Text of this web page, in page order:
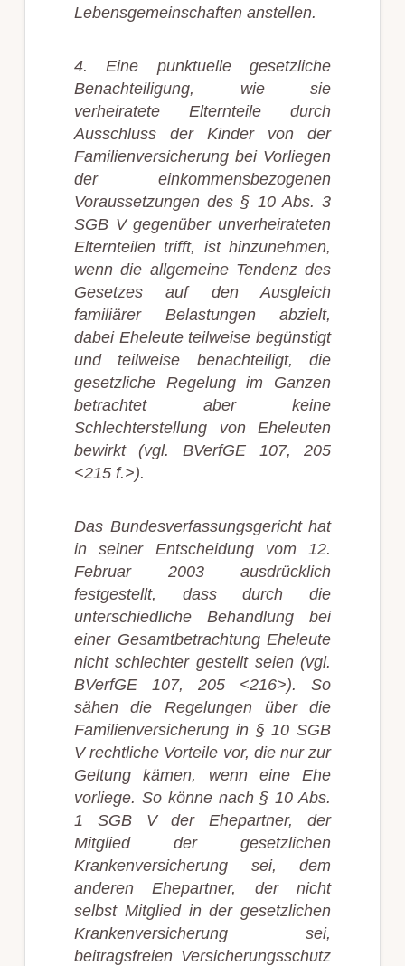
Lebensgemeinschaften anstellen.
4. Eine punktuelle gesetzliche
Benachteiligung, wie sie
verheiratete Elternteile durch
Ausschluss der Kinder von der
Familienversicherung bei Vorliegen
der einkommensbezogenen
Voraussetzungen des § 10 Abs. 3
SGB V gegenüber unverheirateten
Elternteilen trifft, ist hinzunehmen,
wenn die allgemeine Tendenz des
Gesetzes auf den Ausgleich
familiärer Belastungen abzielt,
dabei Eheleute teilweise begünstigt
und teilweise benachteiligt, die
gesetzliche Regelung im Ganzen
betrachtet aber keine
Schlechterstellung von Eheleuten
bewirkt (vgl. BVerfGE 107, 205
<215 f.>).
Das Bundesverfassungsgericht hat
in seiner Entscheidung vom 12.
Februar 2003 ausdrücklich
festgestellt, dass durch die
unterschiedliche Behandlung bei
einer Gesamtbetrachtung Eheleute
nicht schlechter gestellt seien (vgl.
BVerfGE 107, 205 <216>). So
sähen die Regelungen über die
Familienversicherung in § 10 SGB
V rechtliche Vorteile vor, die nur zur
Geltung kämen, wenn eine Ehe
vorliege. So könne nach § 10 Abs.
1 SGB V der Ehepartner, der
Mitglied der gesetzlichen
Krankenversicherung sei, dem
anderen Ehepartner, der nicht
selbst Mitglied in der gesetzlichen
Krankenversicherung sei,
beitragsfreien Versicherungsschutz